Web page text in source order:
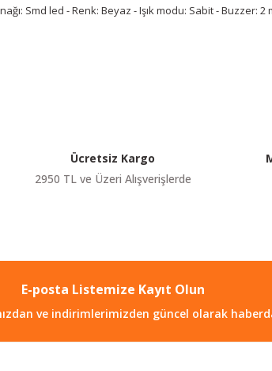
Smd led - Renk: Beyaz - Işık modu: Sabit -
Gönder
Ücretsiz Kargo
2950 TL ve Üzeri Alışverişlerde
E-posta Listemize Kayıt Olun
ve indirimlerimizden güncel olarak